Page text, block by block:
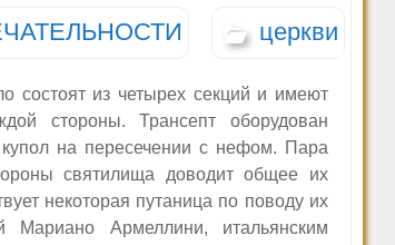
церкви
из четырех секций и имеют
стороны. Трансепт оборудован
на пересечении с нефом. Пара
святилища доводит общее их
некоторая путаница по поводу их
Мариано Армеллини, итальянским